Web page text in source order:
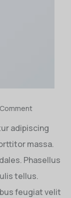
adipiscing
massa.
Phasellus
tellus.
feugiat velit